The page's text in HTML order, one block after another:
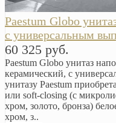
Paestum Globo
с универсальным
60 325 руб.
Paestum Globo унитаз
керамический, с
унитазу Paestum
или soft-closing (с
хром, золото, бронза)
хром, з..